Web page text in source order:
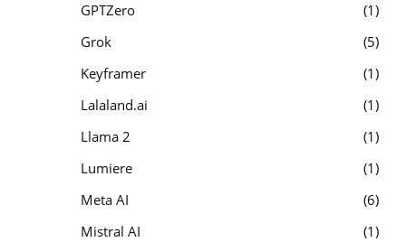
GPTZero
1
Grok
5
Keyframer
1
Lalaland.ai
1
Llama 2
1
Lumiere
1
Meta AI
6
Mistral AI
1